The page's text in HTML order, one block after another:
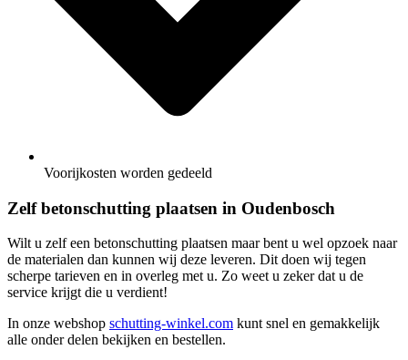
Voorijkosten worden gedeeld
Zelf betonschutting plaatsen in Oudenbosch
Wilt u zelf een betonschutting plaatsen maar bent u wel opzoek naar
de materialen dan kunnen wij deze leveren. Dit doen wij tegen
scherpe tarieven en in overleg met u. Zo weet u zeker dat u de
service krijgt die u verdient!
In onze webshop schutting-winkel.com kunt snel en gemakkelijk
alle onder delen bekijken en bestellen.